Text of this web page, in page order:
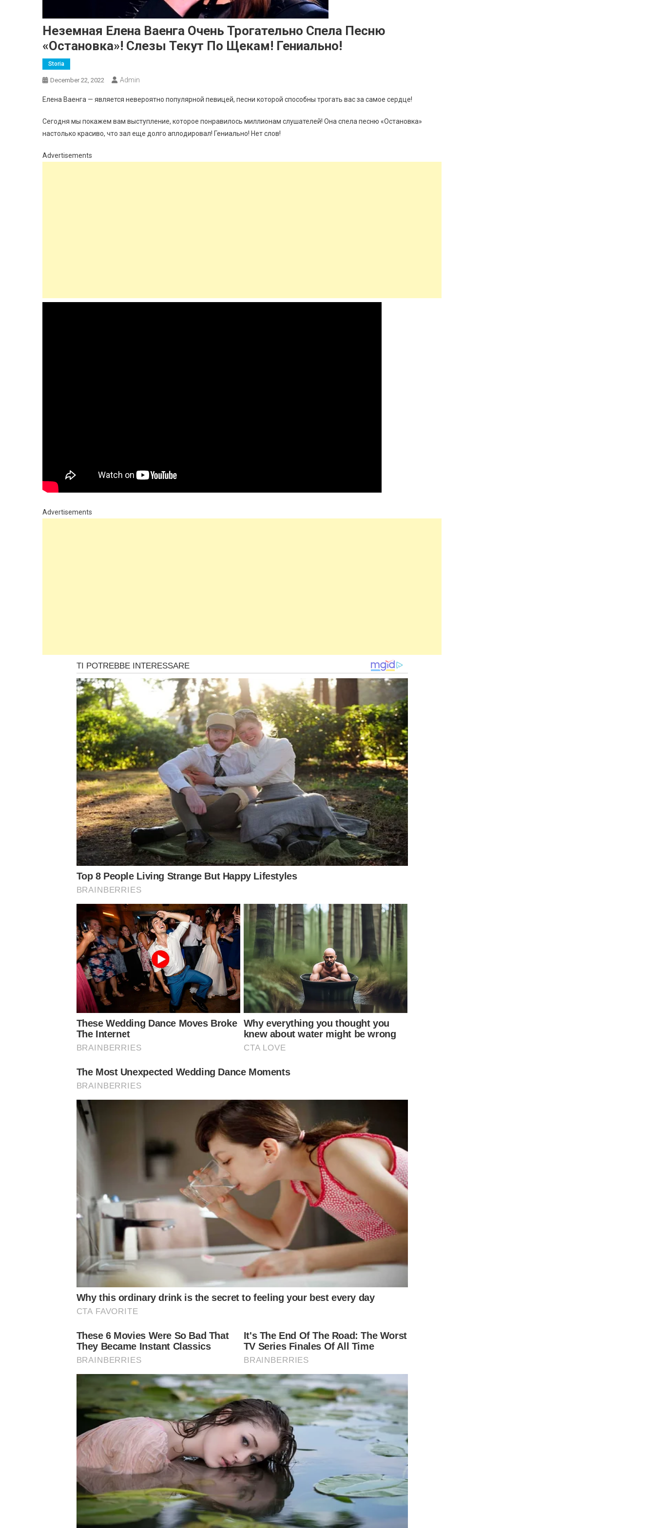
Неземная Елена Ваенга Очень Трогательно Спела Песню
«Остановка»! Слезы Текут По Щекам! Гениально!
Storia
December 22, 2022 Admin
Елена Ваенга — является невероятно популярной певицей, песни которой способны трогать вас за самое сердце!
Сегодня мы покажем вам выступление, которое понравилось миллионам слушателей! Она спела песню «Остановка»
настолько красиво, что зал еще долго аплодировал! Гениально! Нет слов!
Advertisements
Advertisements